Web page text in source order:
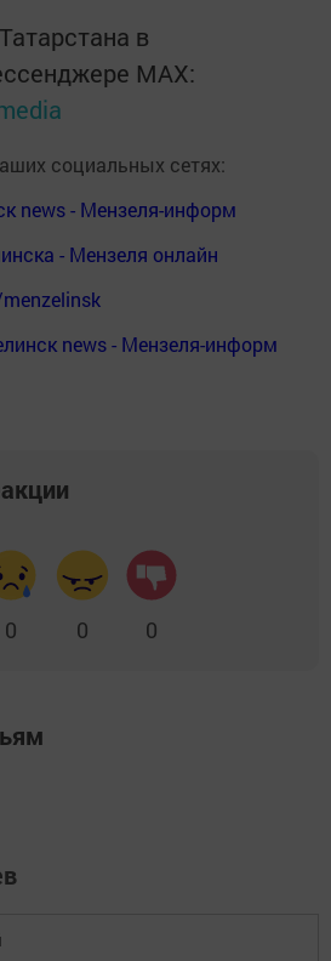
в
MАХ:
социальных сетях:
news - Мензеля-информ
- Мензеля онлайн
news - Мензеля-информ
0 0 0